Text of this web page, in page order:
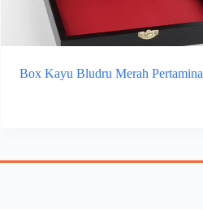
Box Kayu Bludru Merah Pertamina